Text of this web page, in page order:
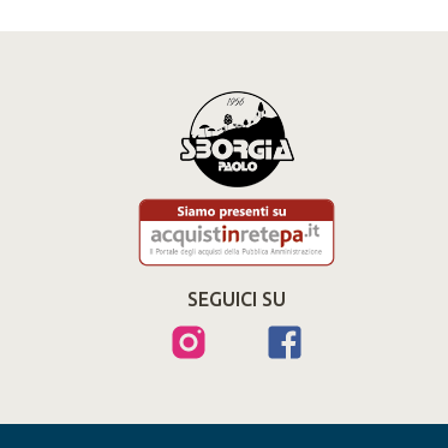
SEGUICI SU